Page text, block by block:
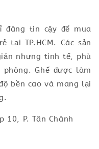
đáng tin cậy để mua
tại TP.HCM. Các sản
nhưng tinh tế, phù
Ghế được làm
bền cao và mang lại
10, P. Tân Chánh